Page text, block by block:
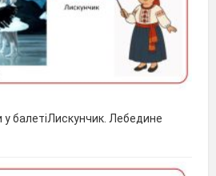
балетіЛискунчик. Лебедине